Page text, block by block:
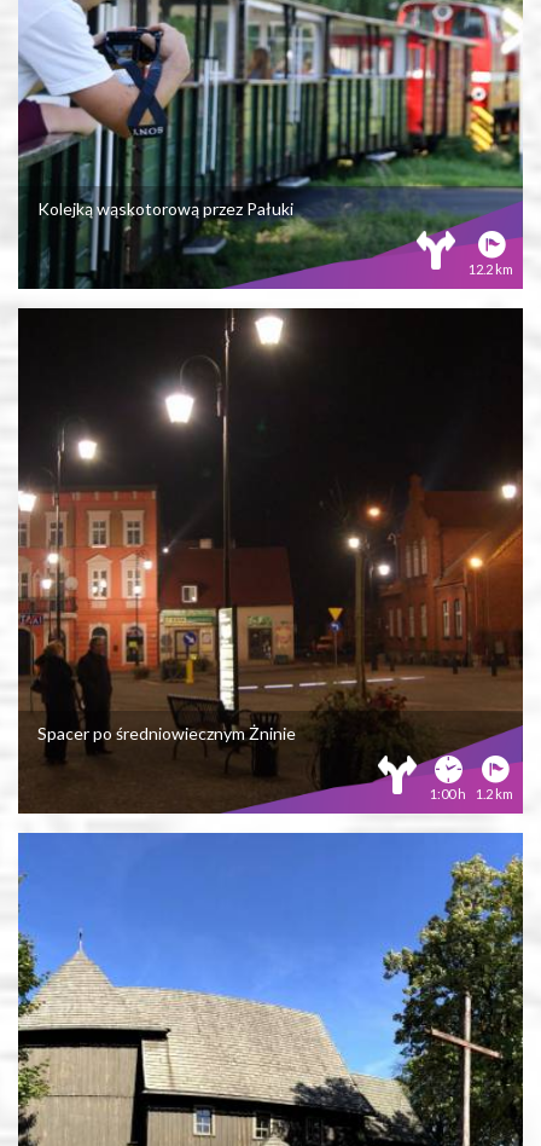
Kolejką wąskotorową przez Pałuki
12.2 km
Spacer po średniowiecznym Żninie
1:00 h 1.2 km